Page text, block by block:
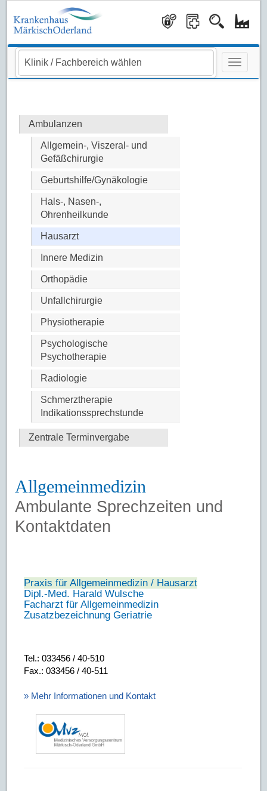
Ambulanzen
Allgemein-, Viszeral- und
Gefäßchirurgie
Geburtshilfe/Gynäkologie
Hals-, Nasen-,
Ohrenheilkunde
Hausarzt
Innere Medizin
Orthopädie
Unfallchirurgie
Physiotherapie
Psychologische
Psychotherapie
Radiologie
Schmerztherapie
Indikationssprechstunde
Zentrale Terminvergabe
Allgemeinmedizin
Ambulante Sprechzeiten und
Kontaktdaten
Praxis für Allgemeinmedizin / Hausarzt
Dipl.-Med. Harald Wulsche
Facharzt für Allgemeinmedizin
Zusatzbezeichnung Geriatrie
Tel.: 033456 / 40-510
Fax.: 033456 / 40-511
» Mehr Informationen und Kontakt